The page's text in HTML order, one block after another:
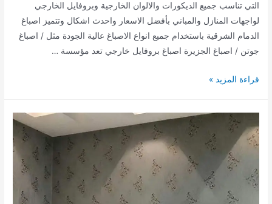
التي تناسب جميع الديكورات والالوان الخارجية وبروفايل الخارجي
لواجهات المنازل والمباني بأفضل الاسعار واحدث اشكال وتتميز اصباغ
الدمام الشرقية باستخدام جميع انواع الاصباغ عالية الجودة مثل / اصباغ
جوتن / اصباغ الجزيرة اصباغ بروفايل خارجي تعد مؤسسة …
معلم
الدمام
الشرقية
0504442942
قراءة المزيد »